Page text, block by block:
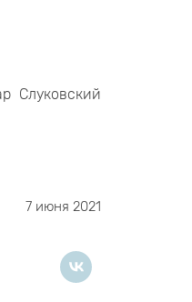
Слуковский
7 июня 2021